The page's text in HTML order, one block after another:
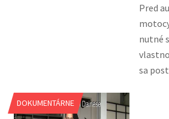
Pred
nutné
sa
DOKUMENTÁRNE